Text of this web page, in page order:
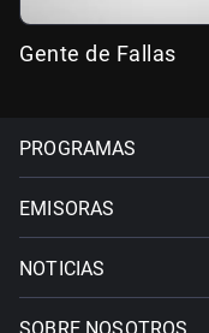
Gente de Fallas
PROGRAMAS
EMISORAS
NOTICIAS